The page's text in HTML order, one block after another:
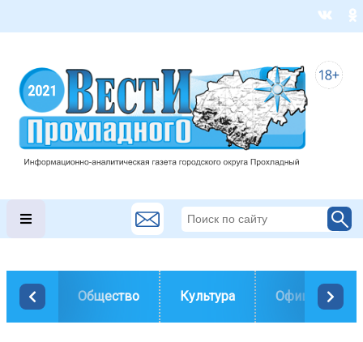
Общество Культура Официально